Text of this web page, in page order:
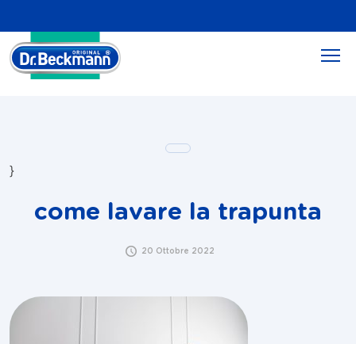
}
come lavare la trapunta
20 Ottobre 2022